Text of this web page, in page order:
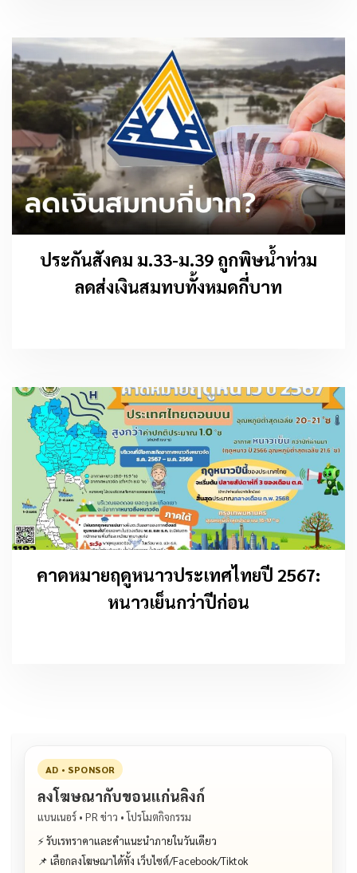
ประกันสังคม ม.33-ม.39 ถูกพิษน้ำท่วม
ลดส่งเงินสมทบทั้งหมดกี่บาท
คาดหมายฤดูหนาวประเทศไทยปี 2567:
หนาวเย็นกว่าปีก่อน
AD • SPONSOR
ลงโฆษณากับขอนแก่นลิงก์
แบนเนอร์ • PR ข่าว • โปรโมตกิจกรรม
⚡ รับเรทราคาและคำแนะนำภายในวันเดียว
📌 เลือกลงโฆษณาได้ทั้ง เว็บไซต์/Facebook/Tiktok